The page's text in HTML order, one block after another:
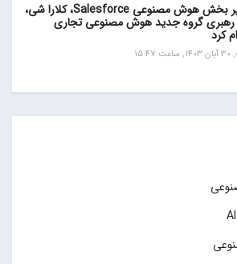
متا مدیر بخش هوش مصنوعی Salesforce، کلارا شی،
رهبری گروه جدید هوش مصنوعی تجاری
کرد